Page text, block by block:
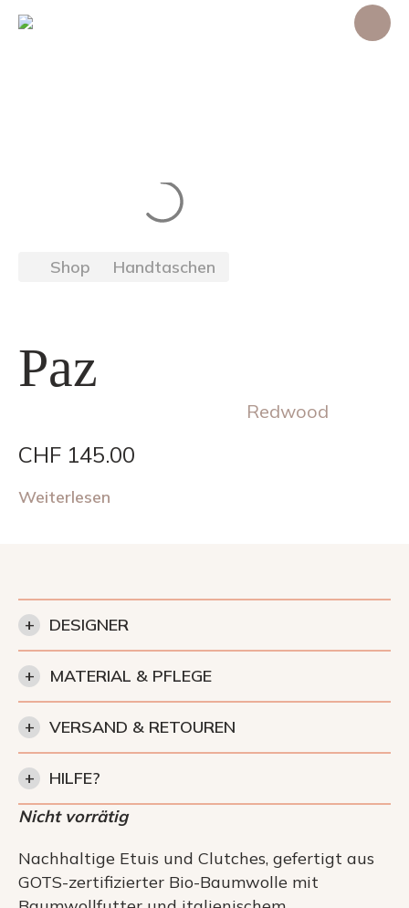
Shop Handtaschen
Paz
Redwood
CHF 145.00
Weiterlesen
+ DESIGNER
+ MATERIAL & PFLEGE
+ VERSAND & RETOUREN
+
HILFE?
Nicht vorrätig
Nachhaltige Etuis und Clutches, gefertigt aus
GOTS-zertifizierter Bio-Baumwolle mit